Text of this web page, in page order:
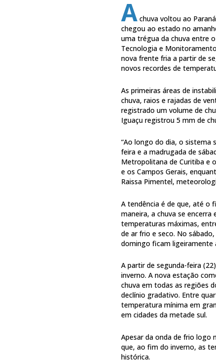
A chuva voltou ao
chegou ao estado no
uma trégua da chuva entre
Tecnologia e
nova frente fria a partir de
novos recordes de
As primeiras áreas de
chuva, raios e rajadas de
registrado um volume de
Iguaçu registrou 5 mm de
“Ao longo do dia, o sistema
feira e a madrugada de
Metropolitana de Curitiba e
e os Campos Gerais,
Raissa Pimentel,
A tendência é de que, até o
maneira, a chuva se
temperaturas máximas,
de ar frio e seco. No
domingo ficam ligeiramente
A partir de segunda-feira
inverno. A nova estação
chuva em todas as regiões
declínio gradativo. Entre
temperatura mínima em
em cidades da metade sul.
Apesar da onda de frio logo
que, ao fim do inverno, as
histórica.